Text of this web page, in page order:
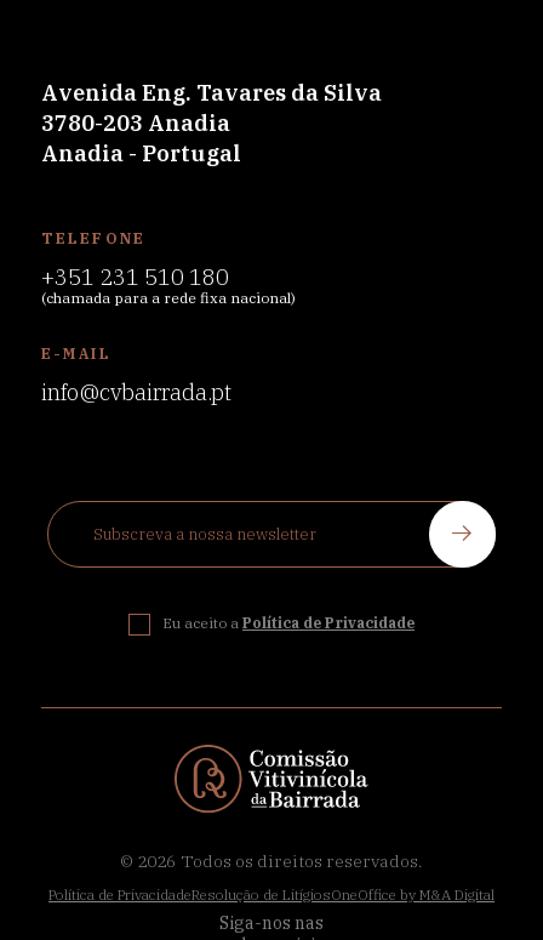
Avenida Eng. Tavares da Silva
3780-203 Anadia
Anadia - Portugal
TELEFONE
+351 231 510 180
(chamada para a rede fixa nacional)
E-MAIL
info@cvbairrada.pt
Eu aceito a Política de Privacidade
© 2026 Todos os direitos reservados.
Política de PrivacidadeResolução de LitígiosOneOffice by M&A Digital
Siga-nos nas